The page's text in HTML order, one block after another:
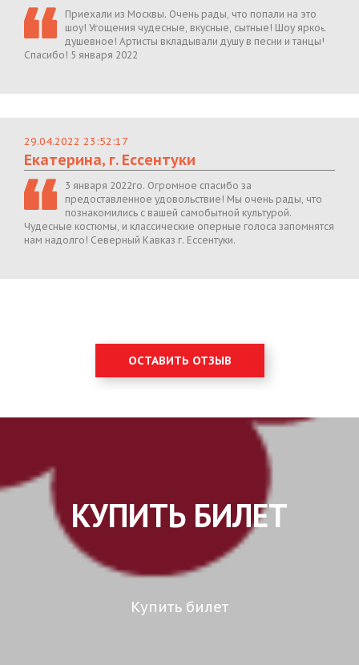
Приехали из Москвы. Очень рады, что попали на это
шоу! Угощения чудесные, вкусные, сытные! Шоу яркое,
душевное! Артисты вкладывали душу в песни и танцы!
Спасибо! 5 января 2022
29.04.2022 23:52:17
Екатерина, г. Ессентуки
3 января 2022го. Огромное спасибо за
предоставленное удовольствие! Мы очень рады, что
познакомились с вашей самобытной культурой.
Чудесные костюмы, и классические оперные голоса запомнятся
нам надолго! Северный Кавказ г. Ессентуки.
ОСТАВИТЬ ОТЗЫВ
КУПИТЬ БИЛЕТ
Купить билет